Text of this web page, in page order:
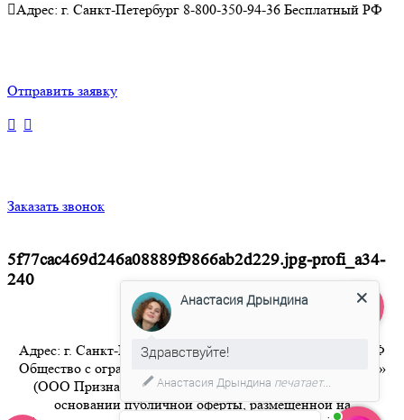
Адрес: г. Санкт-Петербург 8-800-350-94-36 Бесплатный РФ
Отправить заявку
Заказать звонок
5f77cac469d246a08889f9866ab2d229.jpg-profi_a34-
240
Адрес: г. Санкт-Петербург 8-800-350-94-36 Бесплатный РФ
Общество с ограниченной ответственностью «Признание»
(ООО Признание) осуществляет свою деятельность на
основании публичной оферты, размещенной на
Анастасия Дрындина
Здравствуйте!
Анастасия Дрындина печатает...